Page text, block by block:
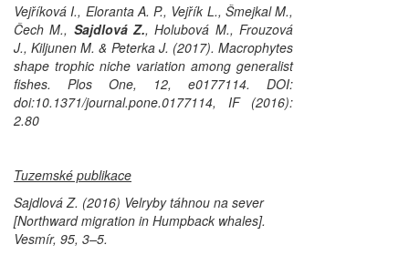
Vejříková I., Eloranta A. P., Vejřík L., Šmejkal M.,
Čech M., Sajdlová Z., Holubová M., Frouzová
J., Kiljunen M. & Peterka J. (2017). Macrophytes
shape trophic niche variation among generalist
fishes. Plos One, 12, e0177114. DOI:
doi:10.1371/journal.pone.0177114, IF (2016):
2.80
Tuzemské publikace
Sajdlová Z. (2016) Velryby táhnou na sever
[Northward migration in Humpback whales].
Vesmír, 95, 3–5.